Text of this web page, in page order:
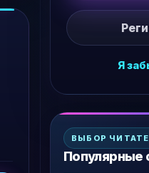
Я
ВЫБОР
Популярные